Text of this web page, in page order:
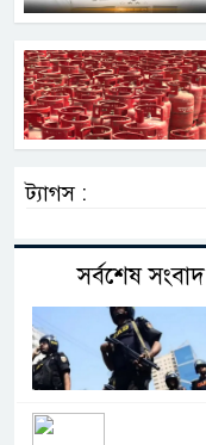
ট্যাগস :
সর্বশেষ সংবাদ